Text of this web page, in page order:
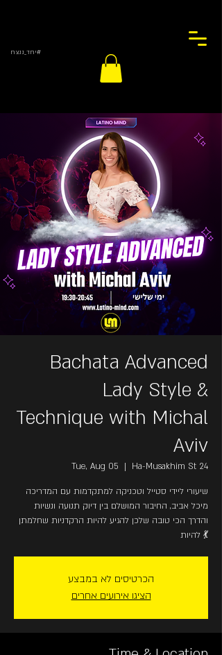
#יחד_ננצח
Bachata Advanced
Lady Style &
Technique with Michal
Aviv
Tue, Aug 05
  |
Ha-Musakhim St 24
שיעורי ליידי סטייל וטכניקה למתקדמות עם המדריכה
מיכל אביב, החיבור המושלם בין דיוק תנועה ונשיות
והדרך הכי טובה שלכן להגיע להיות הרקדניות שחלמתן
להיות 💃
הכרטיסים לא במבצע
הציגו אירועים אחרים